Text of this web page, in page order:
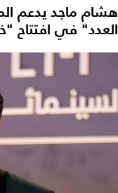
هشام ماجد يدعم
العدد" في